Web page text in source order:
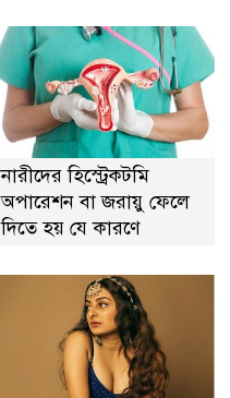
নারীদের হিস্ট্রেকটমি
অপারেশন বা জরায়ু ফেলে
দিতে হয় যে কারণে